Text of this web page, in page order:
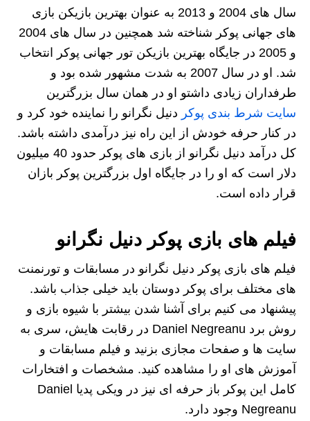
سال های 2004 و 2013 به عنوان بهترین بازیکن بازی
های جهانی پوکر شناخته شد همچنین در سال های 2004
و 2005 در جایگاه بهترین بازیکن تور جهانی پوکر انتخاب
شد. او در سال 2007 به شدت مشهور شده بود و
طرفداران زیادی داشتو او در همان سال بزرگترین
سایت شرط بندی پوکر دنیل نگرانو را نماینده خود کرد و
در کنار حرفه خودش از این راه نیز درآمدی داشته باشد.
کل درآمد دنیل نگرانو از بازی های پوکر حدود 40 میلیون
دلار است که او را در جایگاه اول بزرگترین پوکر بازان
قرار داده است.
فیلم های بازی پوکر دنیل نگرانو
فیلم های بازی پوکر دنیل نگرانو در مسابقات و تورنمنت
های مختلف برای پوکر دوستان باید خیلی جذاب باشد.
پیشنهاد می کنیم برای آشنا شدن بیشتر با شیوه بازی و
روش برد Daniel Negreanu در رقابت هایش، سری به
سایت ها و صفحات مجازی بزنید و فیلم مسابقات و
آموزش های او را مشاهده کنید. مشخصات و افتخارات
کامل این پوکر باز حرفه ای نیز در ویکی پدیا Daniel
Negreanu وجود دارد.